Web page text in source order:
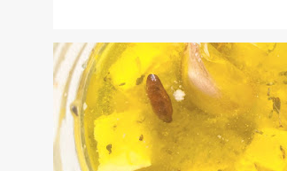
FORMATGE MACERAR